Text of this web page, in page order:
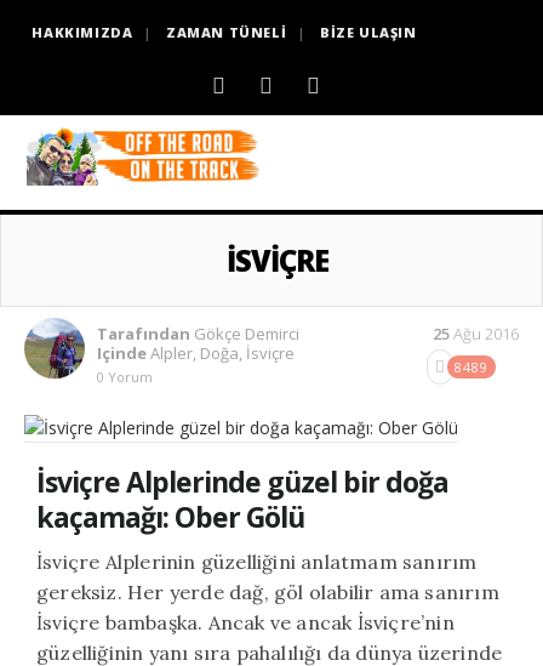
HAKKIMIZDA ZAMAN TÜNELI BIZE ULAŞIN
İSVIÇRE
Tarafından Gökçe Demirci
IçindeAlpler, Doğa, İsviçre
0 Yorum
8489
25Ağu 2016
İsviçre Alplerinde güzel bir doğa
kaçamağı: Ober Gölü
İsviçre Alplerinin güzelliğini anlatmam sanırım
gereksiz. Her yerde dağ, göl olabilir ama sanırım
İsviçre bambaşka. Ancak ve ancak İsviçre’nin
güzelliğinin yanı sıra pahalılığı da dünya üzerinde